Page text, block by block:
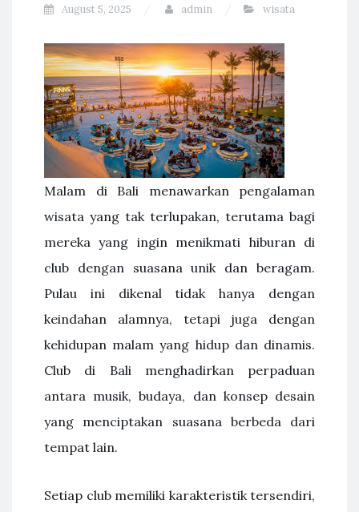
August 5, 2025 admin wisata
Malam di Bali menawarkan pengalaman
wisata yang tak terlupakan, terutama bagi
mereka yang ingin menikmati hiburan di
club dengan suasana unik dan beragam.
Pulau ini dikenal tidak hanya dengan
keindahan alamnya, tetapi juga dengan
kehidupan malam yang hidup dan dinamis.
Club di Bali menghadirkan perpaduan
antara musik, budaya, dan konsep desain
yang menciptakan suasana berbeda dari
tempat lain.
Setiap club memiliki karakteristik tersendiri,